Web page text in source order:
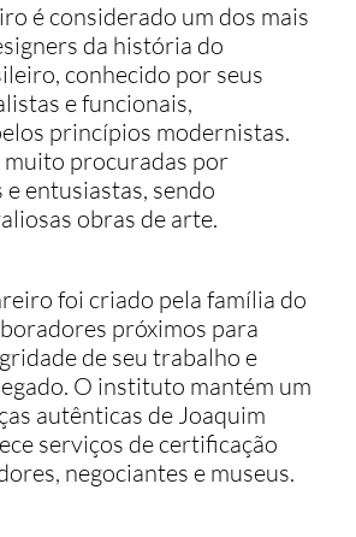
é considerado um dos mais
da história do
conhecido por seus
e funcionais,
princípios modernistas.
muito procuradas por
entusiastas, sendo
obras de arte.
foi criado pela família do
próximos para
de seu trabalho e
O instituto mantém um
autênticas de Joaquim
serviços de certificação
negociantes e museus.